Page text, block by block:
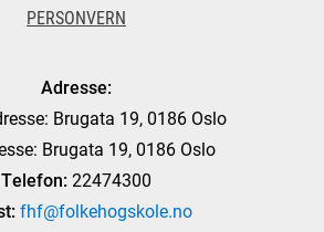
PERSONVERN
Adresse:
Brugata 19, 0186 Oslo
Brugata 19, 0186 Oslo
Telefon: 22474300
fhf@folkehogskole.no